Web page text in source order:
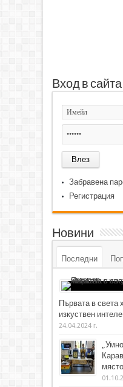
Вход в сайта
Забравена
Регистрация
Новини
Последни
Първата в света
изкуствен
24.04.2024 г.